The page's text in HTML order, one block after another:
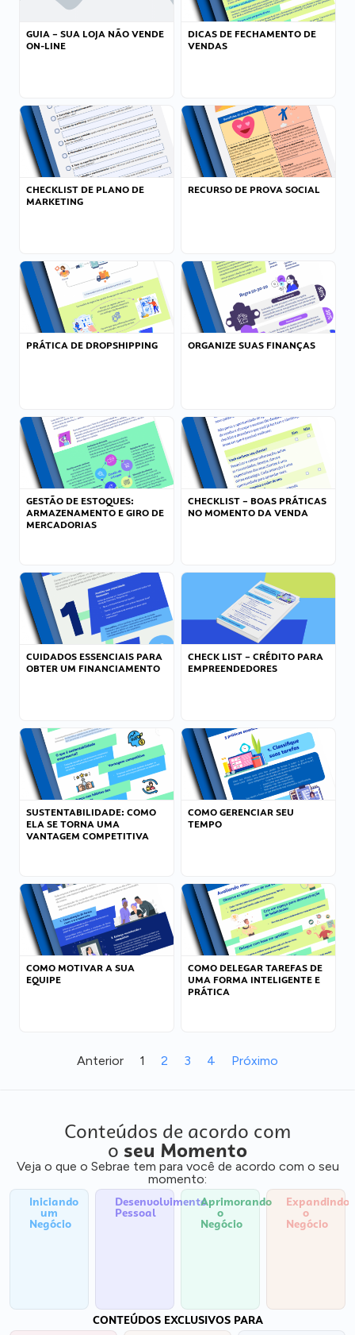
GUIA – SUA LOJA NÃO VENDE
ON-LINE
DICAS DE FECHAMENTO DE
VENDAS
CHECKLIST DE PLANO DE
MARKETING
RECURSO DE PROVA SOCIAL
PRÁTICA DE DROPSHIPPING ORGANIZE SUAS FINANÇAS
GESTÃO DE ESTOQUES:
ARMAZENAMENTO E GIRO DE
MERCADORIAS
CHECKLIST – BOAS PRÁTICAS
NO MOMENTO DA VENDA
CUIDADOS ESSENCIAIS PARA
OBTER UM FINANCIAMENTO
CHECK LIST – CRÉDITO PARA
EMPREENDEDORES
SUSTENTABILIDADE: COMO
ELA SE TORNA UMA
VANTAGEM COMPETITIVA
COMO GERENCIAR SEU
TEMPO
COMO MOTIVAR A SUA
EQUIPE
COMO DELEGAR TAREFAS DE
UMA FORMA INTELIGENTE E
PRÁTICA
Anterior 1 2 3 4 Próximo
Conteúdos de acordo com
o seu Momento
Veja o que o Sebrae tem para você de acordo com o seu
momento:
Iniciando
um
Negócio
Desenvolvimento
Pessoal
Aprimorando
o
Negócio
Expandindo
o
Negócio
CONTEÚDOS EXCLUSIVOS PARA